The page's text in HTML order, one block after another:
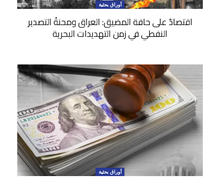
أوراق بحثية
اقتصادٌ على حافة المضيق: العراق ومحنةُ التصدير
النفطي في زمن التهديدات البحرية
أوراق بحثية